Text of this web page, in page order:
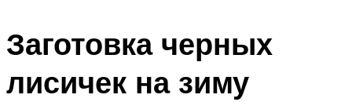
Заготовка черных
лисичек на зиму